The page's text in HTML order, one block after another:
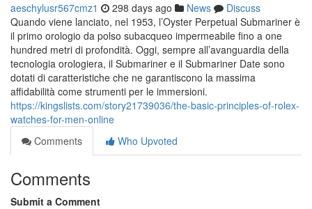
aeschylusr567cmz1 298 days ago News
Discuss
Quando viene lanciato, nel 1953, l’Oyster Perpetual Submariner è
il primo orologio da polso subacqueo impermeabile fino a one
hundred metri di profondità. Oggi, sempre all’avanguardia della
tecnologia orologiera, il Submariner e il Submariner Date sono
dotati di caratteristiche che ne garantiscono la massima
affidabilità come strumenti per le immersioni.
https://kingslists.com/story21739036/the-basic-principles-of-rolex-
watches-for-men-online
Comments
Who Upvoted
Comments
Submit a Comment